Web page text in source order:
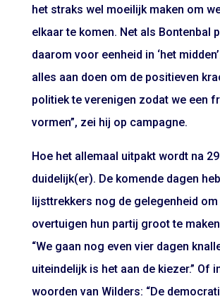
het straks wel moeilijk maken om
elkaar te komen. Net als Bontenbal
daarom voor eenheid in ‘het
alles aan doen om de positieven
politiek te verenigen zodat we een
vormen”, zei hij op campagne.
Hoe het allemaal uitpakt wordt na
duidelijk(er). De komende dagen
lijsttrekkers nog de gelegenheid
overtuigen hun partij groot te
“We gaan nog even vier dagen
uiteindelijk is het aan de kiezer.” Of
woorden van Wilders: “De